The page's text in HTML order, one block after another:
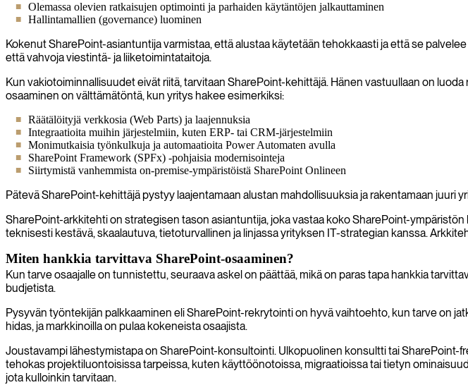
Olemassa olevien ratkaisujen optimointi ja parhaiden käytäntöjen jalkauttaminen
Hallintamallien (governance) luominen
Kokenut SharePoint-asiantuntija varmistaa, että alustaa käytetään tehokkaasti ja että se
että vahvoja viestintä- ja liiketoimintataitoja.
Kun vakiotoiminnallisuudet eivät riitä, tarvitaan SharePoint-kehittäjä. Hänen vastuullaan on
osaaminen on välttämätöntä, kun yritys hakee esimerkiksi:
Räätälöityjä verkkosia (Web Parts) ja laajennuksia
Integraatioita muihin järjestelmiin, kuten ERP- tai CRM-järjestelmiin
Monimutkaisia työnkulkuja ja automaatioita Power Automaten avulla
SharePoint Framework (SPFx) -pohjaisia modernisointeja
Siirtymistä vanhemmista on-premise-ympäristöistä SharePoint Onlineen
Pätevä SharePoint-kehittäjä pystyy laajentamaan alustan mahdollisuuksia ja rakentamaan juuri
SharePoint-arkkitehti on strategisen tason asiantuntija, joka vastaa koko SharePoint-
teknisesti kestävä, skaalautuva, tietoturvallinen ja linjassa yrityksen IT-strategian kanssa.
Miten hankkia tarvittava SharePoint-osaaminen?
Kun tarve osaajalle on tunnistettu, seuraava askel on päättää, mikä on paras tapa hankkia
budjetista.
Pysyvän työntekijän palkkaaminen eli SharePoint-rekrytointi on hyvä vaihtoehto, kun tarve on
hidas, ja markkinoilla on pulaa kokeneista osaajista.
Joustavampi lähestymistapa on SharePoint-konsultointi. Ulkopuolinen konsultti tai
tehokas projektiluontoisissa tarpeissa, kuten käyttöönotoissa, migraatioissa tai tietyn
jota kulloinkin tarvitaan.